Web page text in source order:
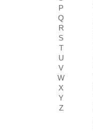
P
Q
R
S
T
U
V
W
X
Y
Z